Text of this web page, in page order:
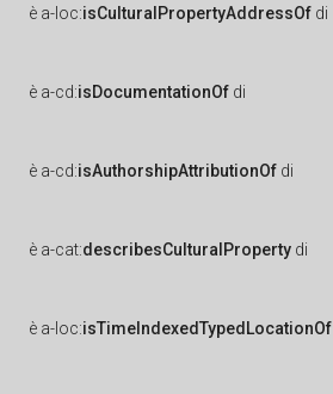
è a-loc:isCulturalPropertyAddressOf di
è a-cd:isDocumentationOf di
è a-cd:isAuthorshipAttributionOf di
è a-cat:describesCulturalProperty di
è a-loc:isTimeIndexedTypedLocationOf